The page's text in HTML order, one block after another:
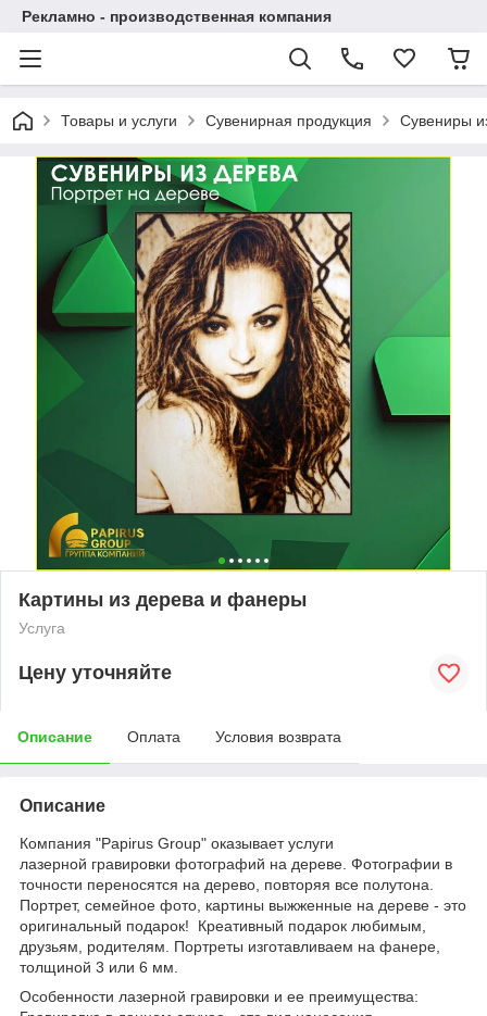
Рекламно - производственная компания
Товары и услуги Сувенирная продукция Сувениры
Картины из дерева и фанеры
Услуга
Цену уточняйте
Описание Оплата Условия возврата
Описание
Компания "Papirus Group" оказывает услуги
лазерной гравировки фотографий на дереве. Фотографии в
точности переносятся на дерево, повторяя все полутона.
Портрет, семейное фото, картины выжженные на дереве - это
оригинальный подарок! Креативный подарок любимым,
друзьям, родителям. Портреты изготавливаем на фанере,
толщиной 3 или 6 мм.
Особенности лазерной гравировки и ее преимущества: